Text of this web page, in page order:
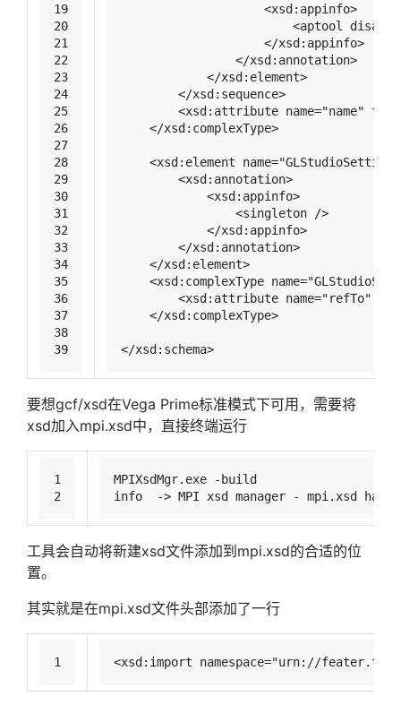
19
20
21
22
23
24
25
26
27
28
29
30
31
32
33
34
35
36
37
38
39
<xsd:appinfo>
<aptool disable
</xsd:appinfo>
</xsd:annotation>
</xsd:element>
</xsd:sequence>
<xsd:attribute name="name" type
</xsd:complexType>
<xsd:element name=
<xsd:annotation>
<xsd:appinfo>
<singleton />
</xsd:appinfo>
</xsd:annotation>
</xsd:element>
<xsd:complexType name=
<xsd:attribute name="refTo"
</xsd:complexType>
</xsd:schema>
要想gcf/xsd在Vega Prime标准模式下可用，需要将
xsd加入mpi.xsd中，直接终端运行
1
2
MPIXsdMgr.exe -build
info  -> MPI xsd manager - mpi.xsd has
工具会自动将新建xsd文件添加到mpi.xsd的合适的位
置。
其实就是在mpi.xsd文件头部添加了一行
1 <xsd:import namespace="urn://feater.top/